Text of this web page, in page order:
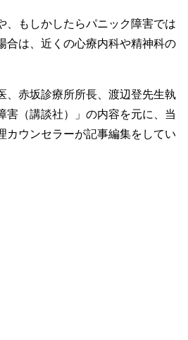
、もしかしたらパニック障害では
合は、近くの心療内科や精神科の
赤坂診療所所長、渡辺登先生執
害（講談社）」の内容を元に、当
カウンセラーが記事編集をしてい